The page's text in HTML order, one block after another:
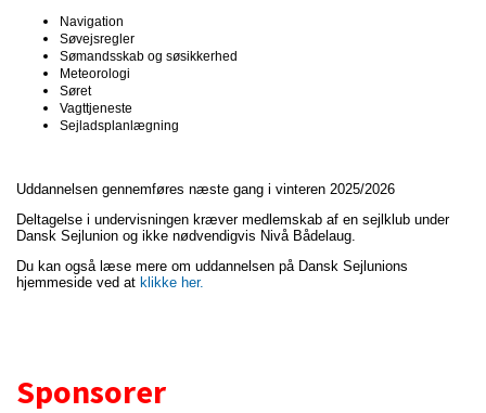
Navigation
Søvejsregler
Sømandsskab og søsikkerhed
Meteorologi
Søret
Vagttjeneste
Sejladsplanlægning
Uddannelsen gennemføres næste gang i vinteren 2025/2026
Deltagelse i undervisningen kræver medlemskab af en sejlklub under
Dansk Sejlunion og ikke nødvendigvis Nivå Bådelaug.
Du kan også læse mere om uddannelsen på Dansk Sejlunions
hjemmeside ved at klikke her.
Sponsorer